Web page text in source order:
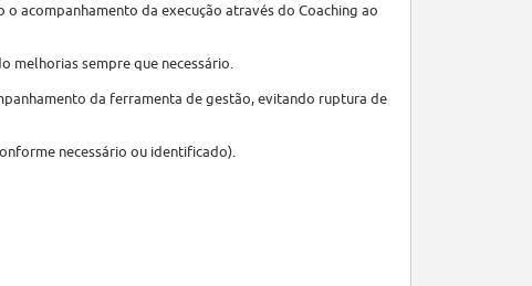
acompanhamento da execução através do Coaching ao
sempre que necessário.
da ferramenta de gestão, evitando ruptura de
necessário ou identificado).